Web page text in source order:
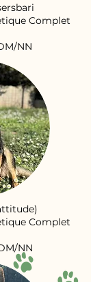
Complet
NN
Complet
NN